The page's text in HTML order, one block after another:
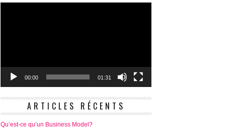
00:00 01:31
ARTICLES RÉCENTS
Qu’est-ce qu’un Business Model?